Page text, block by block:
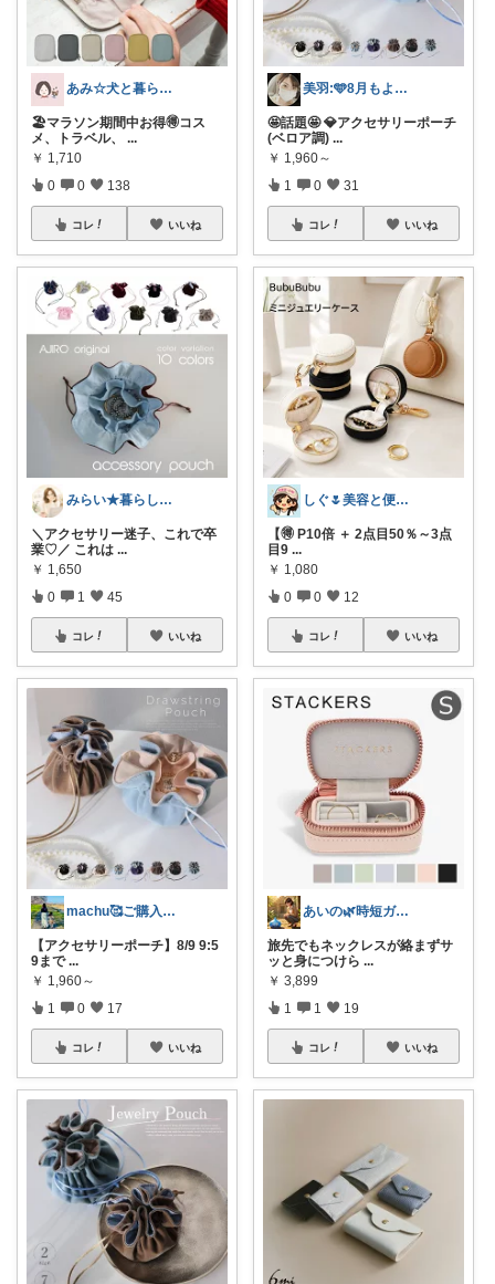
あみ☆犬と暮らす🐾
🏖️マラソン期間中お得🉐コス
メ、トラベル、
...
￥ 1,710
0 0 138
コレ いいね
みらい★暮らし、ファッション
＼アクセサリー迷子、これで卒
業♡／ これは ...
￥ 1,650
0 1 45
コレ いいね
machu🥰ご購入感謝✨
【アクセサリーポーチ】8/9 9:5
9まで ...
￥ 1,960～
1 0 17
コレ いいね
美羽:🩵8月もよろしくです🩵
🤩話題🤩 💎アクセサリーポーチ
(ベロア調) ...
￥ 1,960～
1 0 31
コレ いいね
しぐ🌷美容と便利な小物🍀
【🉐 P10倍 ＋ 2点目50％～3点
目9 ...
￥ 1,080
0 0 12
コレ いいね
あいの🌿時短ガジェットと賢い暮らし
旅先でもネックレスが絡まずサ
ッと身につけら ...
￥ 3,899
1 1 19
コレ いいね